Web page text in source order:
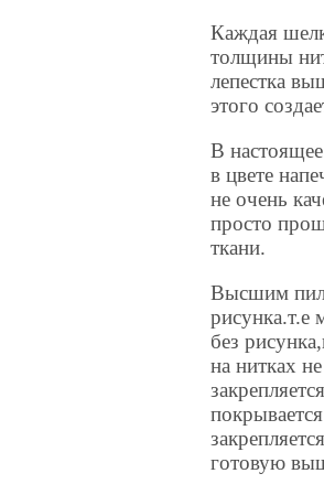
Каждая
толщины
лепестка
этого
В
в цвете
не очень
просто
ткани.
Высшим
рисунка.т.е
без
на нитках
готовую